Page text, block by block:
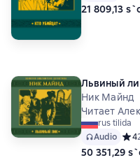
21 809,13
Львиный
Ник Майнд
Читает
rus tilida
Audio
4
50 351,29